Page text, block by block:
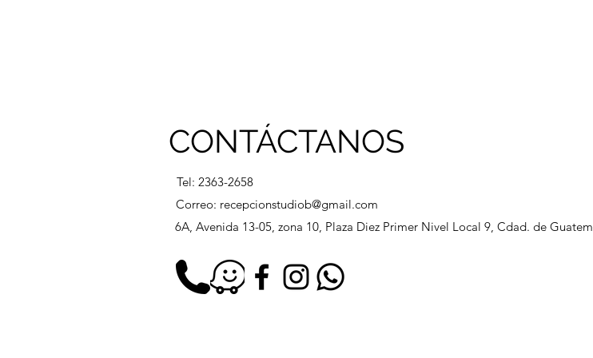
CONTÁCTANOS
Tel: 2363-2658
Correo: recepcionstudiob@gmail.com
6A, Avenida 13-05, zona 10, Plaza Diez Primer Nivel Local 9, Cdad. de